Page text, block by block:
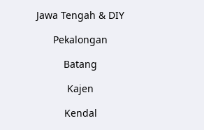
Jawa Tengah & DIY
Pekalongan
Batang
Kajen
Kendal